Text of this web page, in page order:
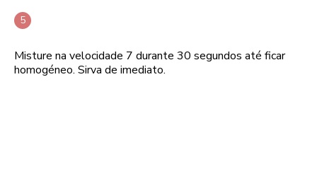
Misture na velocidade 7 durante 30 segundos até ficar
homogéneo. Sirva de imediato.